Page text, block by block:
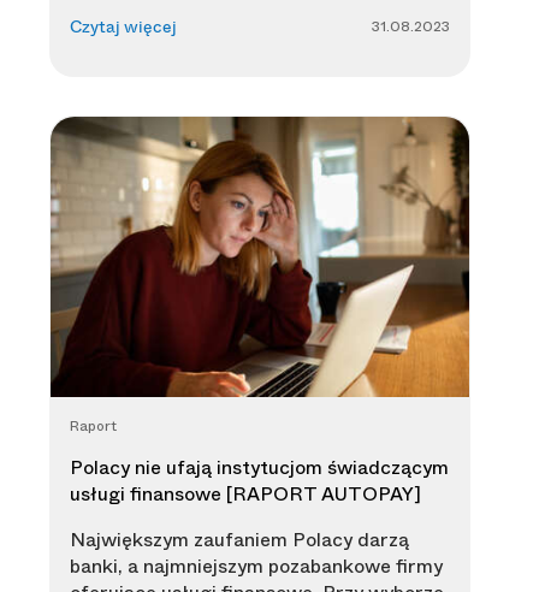
Czytaj więcej 31.08.2023
Raport
Polacy nie ufają instytucjom świadczącym
usługi finansowe [RAPORT AUTOPAY]
Największym zaufaniem Polacy darzą
banki, a najmniejszym pozabankowe firmy